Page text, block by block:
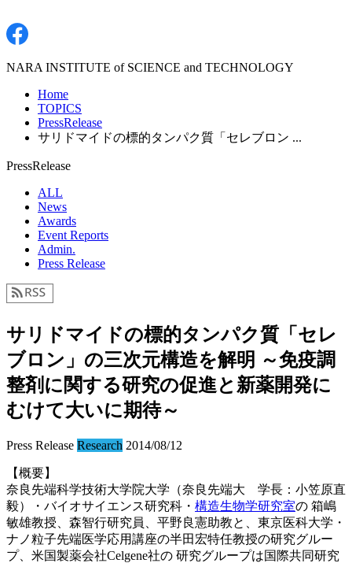
NARA INSTITUTE of SCIENCE and TECHNOLOGY
Home
TOPICS
PressRelease
サリドマイドの標的タンパク質「セレブロン ...
PressRelease
ALL
News
Awards
Event Reports
Admin.
Press Release
サリドマイドの標的タンパク質「セレ
ブロン」の三次元構造を解明 ～免疫調
整剤に関する研究の促進と新薬開発に
むけて大いに期待～
Press Release Research 2014/08/12
【概要】
奈良先端科学技術大学院大学（奈良先端大 学長：小笠原直
毅）・バイオサイエンス研究科・ 構造生物学研究室の 箱嶋
敏雄教授、森智行研究員、平野良憲助教と、東京医科大学・
ナノ粒子先端医学応用講座の半田宏特任教授の研究グルー
プ、米国製薬会社Celgene社の 研究グループは国際共同研究